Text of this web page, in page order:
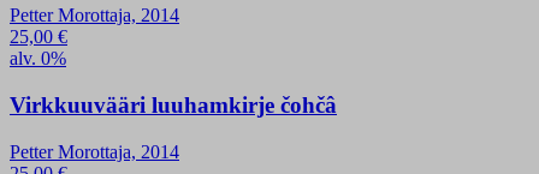
Petter Morottaja, 2014
25,00 €
alv. 0%
Virkkuuvääri luuhamkirje čohčâ
Petter Morottaja, 2014